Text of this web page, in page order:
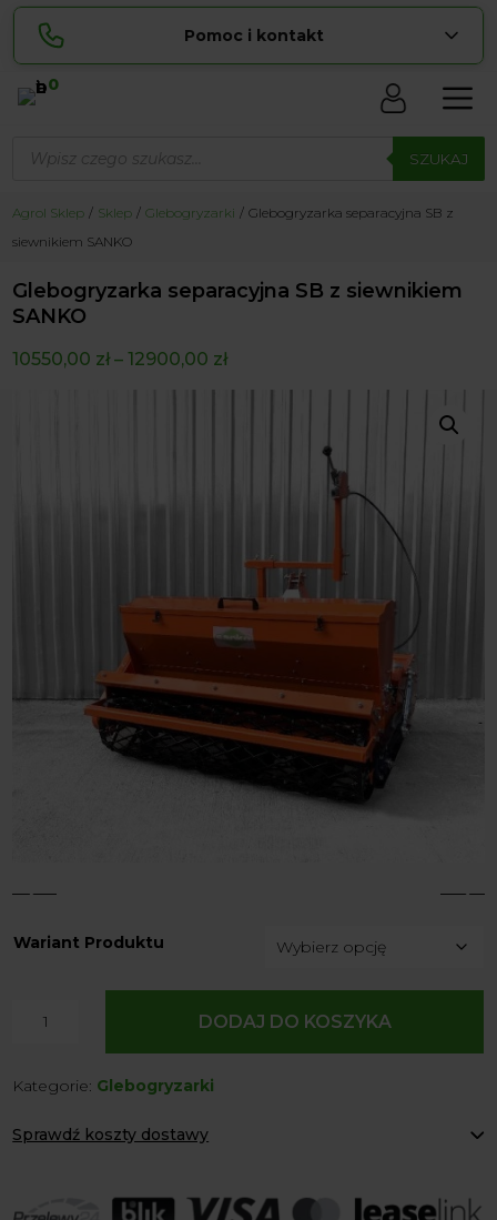
Pomoc i kontakt
Sylwia
pokaż numer
729 856 ... pokaż numer
biuro@ ...
0
produktów SZUKAJ
Agrol Sklep Sklep Glebogryzarki
Glebogryzarka separacyjna SB z
siewnikiem SANKO
Glebogryzarka separacyjna SB z siewnikiem
SANKO
10550,00 zł–12900,00 zł
4 5
Wariant Produktu
SB
siewnikiem
DODAJ DO KOSZYKA
Kategorie: Glebogryzarki
Sprawdź koszty dostawy
Agrol transport: 200 zł